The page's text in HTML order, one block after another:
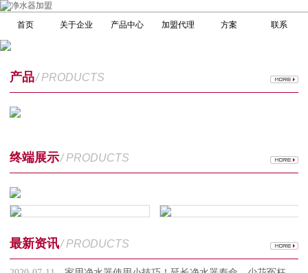
首页 关于企业 产品中心 加盟代理 方案 联系
产品/ PRODUCTS
终端展示/ PRODUCTS
最新资讯/ PRODUCTS